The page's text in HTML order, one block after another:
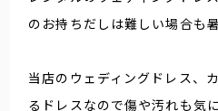
のお持ちだしは難しい場合も
当店のウェディングドレス、
るドレスなので傷や汚れも気